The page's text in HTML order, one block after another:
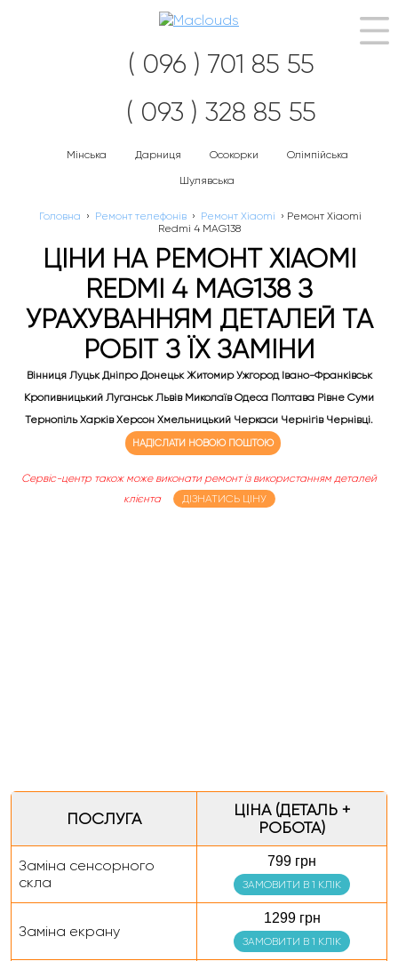
( 096 ) 701 85 55
( 093 ) 328 85 55
Мінська Дарниця Осокорки Олімпійська
Шулявська
Головна › Ремонт телефонів › Ремонт Xiaomi › Ремонт Xiaomi
Redmi 4 MAG138
ЦІНИ НА РЕМОНТ XIAOMI
REDMI 4 MAG138 З
УРАХУВАННЯМ ДЕТАЛЕЙ ТА
РОБІТ З ЇХ ЗАМІНИ
Вінниця Луцьк Дніпро Донецьк Житомир Ужгород Івано-Франківськ
Кропивницький Луганськ Львів Миколаїв Одеса Полтава Рівне Суми
Тернопіль Харків Херсон Хмельницький Черкаси Чернігів Чернівці.
НАДІСЛАТИ НОВОЮ ПОШТОЮ
Сервіс-центр також може виконати ремонт із використанням деталей
клієнта
ДІЗНАТИСЬ ЦІНУ
ПОСЛУГА
ЦІНА (ДЕТАЛЬ +
РОБОТА)
Заміна сенсорного
скла
799 грн
ЗАМОВИТИ В 1 КЛІК
Заміна екрану
1299 грн
ЗАМОВИТИ В 1 КЛІК